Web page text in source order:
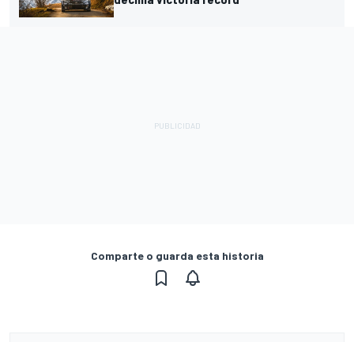
Comparte o guarda esta historia